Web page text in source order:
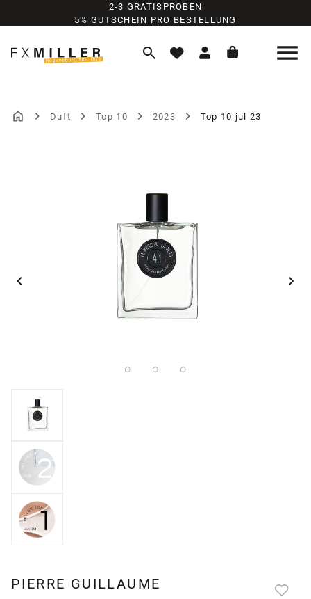
Zum Hauptinhalt springen
2-3 GRATISPROBEN
5% GUTSCHEIN PRO BESTELLUNG
Duft Top 10 2023 Top 10 jul 23
PIERRE GUILLAUME